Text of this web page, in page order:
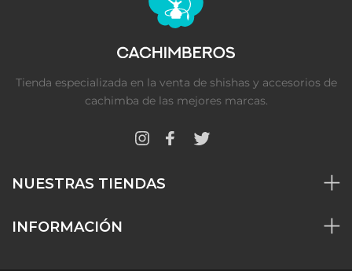
Tienda especializada en la venta de shishas y accesorios de
cachimba de las mejores marcas.
NUESTRAS TIENDAS
INFORMACIÓN